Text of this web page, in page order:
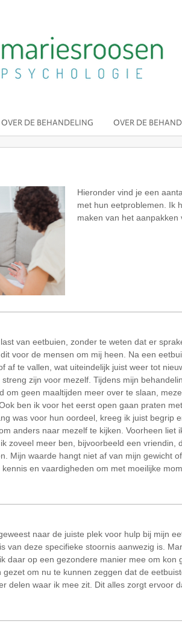
OVER DE BEHANDELING OVER DE
Hieronder vind je een
met hun eetproblemen. Ik
maken van het
van eetbuien, zonder te weten dat er
voor de mensen om mij heen. Na een
af te vallen, wat uiteindelijk juist weer tot
zijn voor mezelf. Tijdens mijn
om geen maaltijden meer over te slaan,
ben ik voor het eerst open gaan praten
was voor hun oordeel, kreeg ik juist begrip
anders naar mezelf te kijken. Voorheen
zoveel meer ben, bijvoorbeeld een
Mijn waarde hangt niet af van mijn gewicht
en vaardigheden om met moeilijke
naar de juiste plek voor hulp bij mijn
van deze specifieke stoornis aanwezig is.
daar op een gezondere manier mee om
gezet om nu te kunnen zeggen dat de
delen waar ik mee zit. Dit alles zorgt ervoor